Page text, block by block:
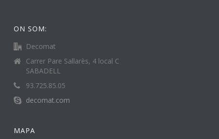
ON SOM:
Decomat
Carrer Pare Sallarès, 4 local C
SABADELL
93.725.85.05
decomat.com
MAPA